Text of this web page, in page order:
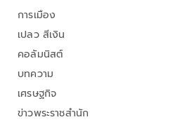
การเมือง
เปลว สีเงิน
คอลัมนิสต์
บทความ
เศรษฐกิจ
ข่าวพระราชสำนัก